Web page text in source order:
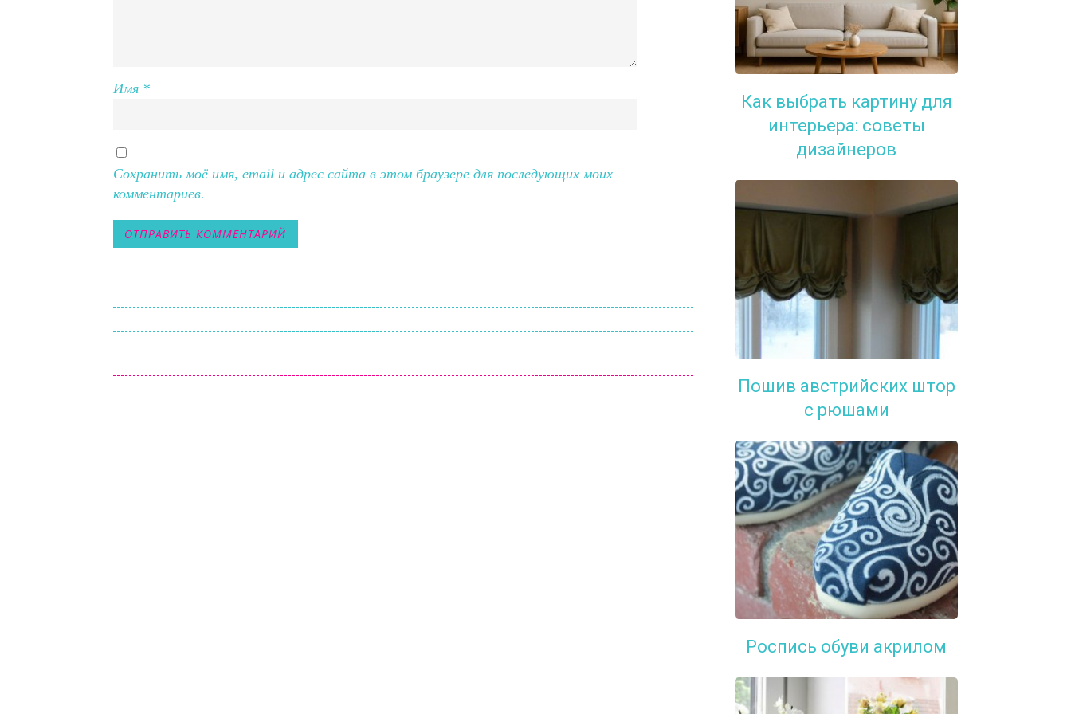
Имя *
Сохранить моё имя, email и адрес сайта в этом браузере для последующих моих
комментариев.
Как выбрать картину для
интерьера: советы
дизайнеров
Пошив австрийских штор
с рюшами
Роспись обуви акрилом